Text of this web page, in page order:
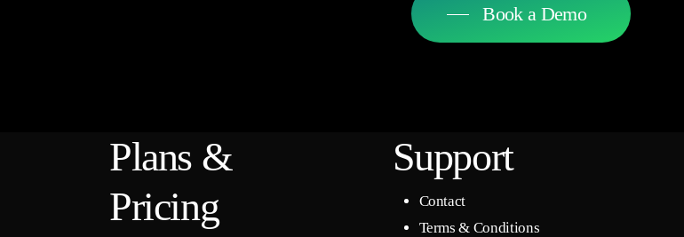
Book a Demo
Plans &
Pricing
Support
Contact
Terms & Conditions